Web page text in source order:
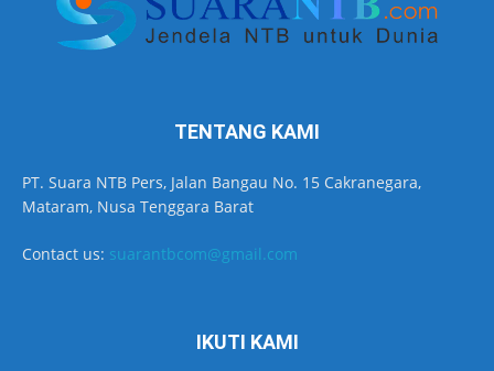
TENTANG KAMI
PT. Suara NTB Pers, Jalan Bangau No. 15 Cakranegara,
Mataram, Nusa Tenggara Barat
Contact us: suarantbcom@gmail.com
IKUTI KAMI